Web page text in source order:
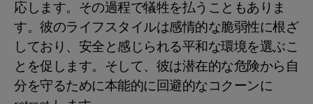
応します。その過程で犠牲を払うこともありま
す。彼のライフスタイルは感情的な脆弱性に根ざ
しており、安全と感じられる平和な環境を選ぶこ
とを促します。そして、彼は潜在的な危険から自
分を守るために本能的に回避的なコクーンに